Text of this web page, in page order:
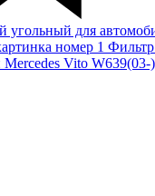
угольный для
номер 1
Mercedes Vito